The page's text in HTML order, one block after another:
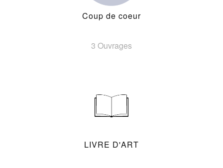
Coup de coeur
3 Ouvrages
LIVRE D'ART